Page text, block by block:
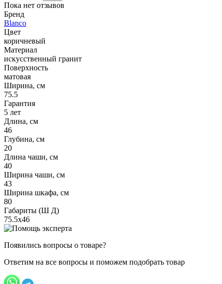
Пока нет отзывов
Бренд
Blanco
Цвет
коричневый
Материал
искусственный гранит
Поверхность
матовая
Ширина, см
75.5
Гарантия
5 лет
Длина, см
46
Глубина, см
20
Длина чаши, см
40
Ширина чаши, см
43
Ширина шкафа, см
80
Габариты (Ш Д)
75.5х46
Появились вопросы о товаре?
Ответим на все вопросы и поможем подобрать товар